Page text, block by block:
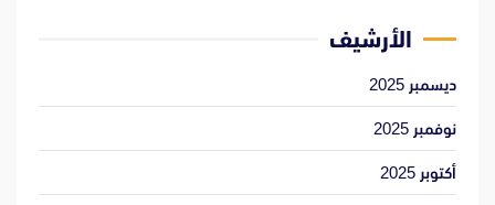
الأرشيف
ديسمبر 2025
نوفمبر 2025
أكتوبر 2025